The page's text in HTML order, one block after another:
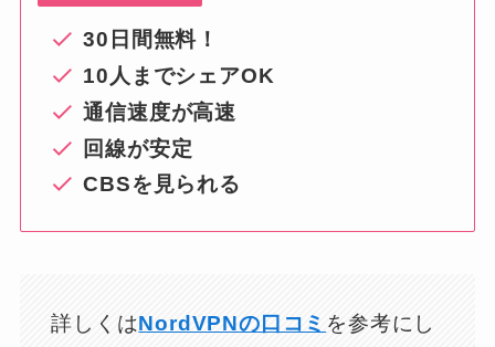
30日間無料！
10人までシェアOK
通信速度が高速
回線が安定
CBSを見られる
詳しくはNordVPNの口コミ を参考にし